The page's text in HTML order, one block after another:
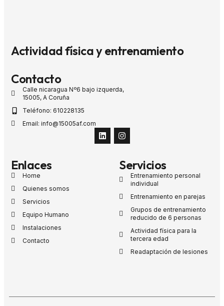
Actividad física y entrenamiento
Contacto
Calle nicaragua Nº6 bajo izquerda,
15005, A Coruña
Teléfono: 610228135
Email: info@15005af.com
Enlaces
Home
Quienes somos
Servicios
Equipo Humano
Instalaciones
Contacto
Servicios
Entrenamiento personal
individual
Entrenamiento en parejas
Grupos de entrenamiento
reducido de 6 personas
Actividad física para la
tercera edad
Readaptación de lesiones